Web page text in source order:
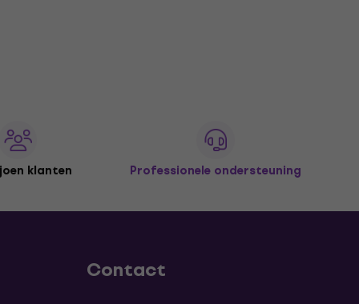
klanten Professionele ondersteuning
Contact